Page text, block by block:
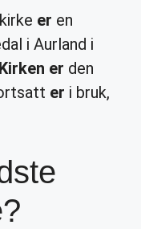
er en
i Aurland i
Kirken er den
er i bruk,